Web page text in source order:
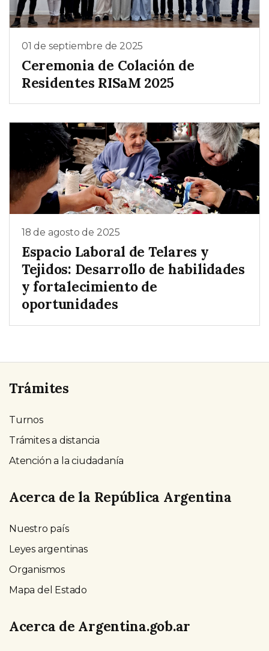
01 de septiembre de 2025
Ceremonia de Colación de
Residentes RISaM 2025
18 de agosto de 2025
Espacio Laboral de Telares y
Tejidos: Desarrollo de habilidades
y fortalecimiento de
oportunidades
Trámites
Turnos
Trámites a distancia
Atención a la ciudadanía
Acerca de la República Argentina
Nuestro país
Leyes argentinas
Organismos
Mapa del Estado
Acerca de Argentina.gob.ar